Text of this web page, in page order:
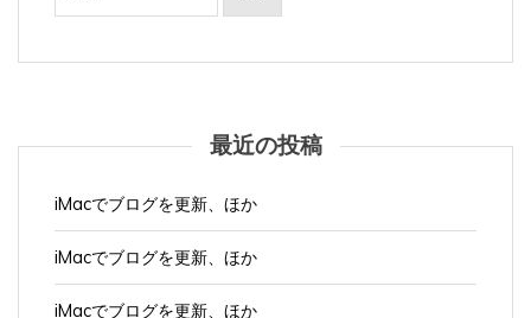
最近の投稿
iMacでブログを更新、ほか
iMacでブログを更新、ほか
iMacでブログを更新、ほか